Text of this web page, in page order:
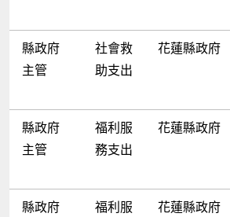
縣政府
主管
社會救
助支出
花蓮縣政府
縣政府
主管
福利服
務支出
花蓮縣政府
縣政府 福利服 花蓮縣政府